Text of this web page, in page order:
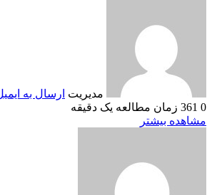
مدیریت ارسال به
0
زمان مطالعه یک دقیقه
مشاهده بیشتر